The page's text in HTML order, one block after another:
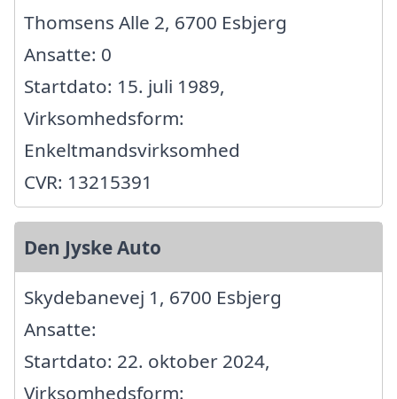
Thomsens Alle 2, 6700 Esbjerg
Ansatte: 0
Startdato: 15. juli 1989,
Virksomhedsform:
Enkeltmandsvirksomhed
CVR: 13215391
Den Jyske Auto
Skydebanevej 1, 6700 Esbjerg
Ansatte:
Startdato: 22. oktober 2024,
Virksomhedsform: